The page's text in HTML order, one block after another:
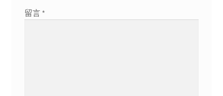
留言 *